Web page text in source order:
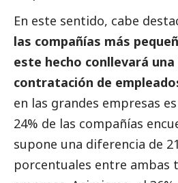
En este sentido, cabe
las compañías más
este hecho conllevará
contratación de
en las grandes empresas
24% de las compañías
supone una diferencia de
porcentuales entre ambas